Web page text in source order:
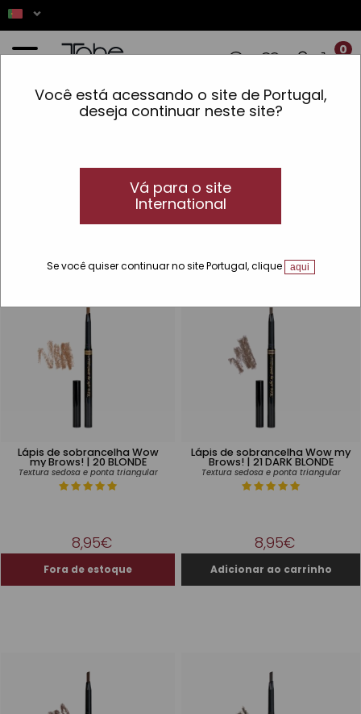
Você está acessando o site de Portugal,
deseja continuar neste site?
Vá para o site
International
Se você quiser continuar no site Portugal, clique aqui
0
✨ AS ENCOMENDAS REALIZADAS
Wow my Brows!
Dê forma às suas sobrancelhas com
Mude o seu visual com Wow my Brows! a linha de
Lápis de sobrancelha Wow
my Brows! | 20 BLONDE
Textura sedosa e ponta triangular
8,95€
Lápis de sobrancelha Wow my
Brows! | 21 DARK BLONDE
Textura sedosa e ponta triangular
8,95€